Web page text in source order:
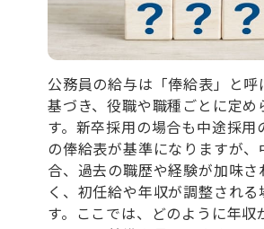
公務員の給与は「俸給表」と呼
基づき、役職や職種ごとに定め
す。新卒採用の場合も中途採用
の俸給表が基準になりますが、
合、過去の職歴や経験が加味さ
く、初任給や年収が調整される
す。ここでは、どのように年収